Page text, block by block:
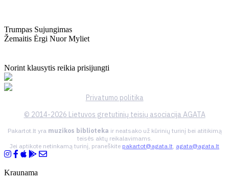
Trumpas Sujungimas
Žemaitis Ėrgi Nuor Myliet
Norint klausytis reikia prisijungti
Privatumo politika
© 2014-2026 Lietuvos gretutinių teisių asociacija AGATA
Pakartot.lt yra muzikos biblioteka ir neatsako už kūrinių turinį bei atitikimą
teisės aktų reikalavimams.
Jei aptikote netinkamą turinį, praneškite pakartot@agata.lt, agata@agata.lt
Kraunama